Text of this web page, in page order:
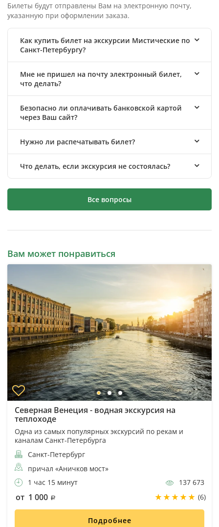
Билеты будут отправлены Вам на электронную почту,
указанную при оформлении заказа.
Как купить билет на экскурсии Мистические по
Санкт-Петербургу?
Мне не пришел на почту электронный билет,
что делать?
Безопасно ли оплачивать банковской картой
через Ваш сайт?
Нужно ли распечатывать билет?
Что делать, если экскурсия не состоялась?
Все вопросы
Вам может понравиться
Северная Венеция - водная экскурсия на
теплоходе
Одна из самых популярных экскурсий по рекам и
каналам Санкт-Петербурга
Санкт-Петербург
причал «Аничков мост»
1 час 15 минут
137 673
от 1 000 (6)
Подробнее